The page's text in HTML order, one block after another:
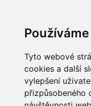
Tyto webové
cookies a další
vylepšení
přizpůsobeného